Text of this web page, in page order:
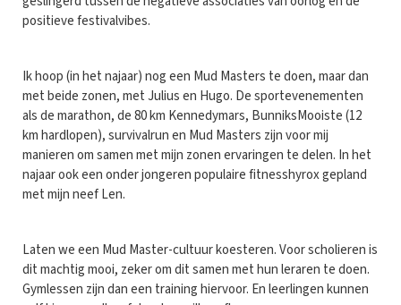
positieve festivalvibes.
Ik hoop (in het najaar) nog een Mud Masters te doen, maar dan
met beide zonen, met Julius en Hugo. De sportevenementen
als de marathon, de 80 km Kennedymars, BunniksMooiste (12
km hardlopen), survivalrun en Mud Masters zijn voor mij
manieren om samen met mijn zonen ervaringen te delen. In het
najaar ook een onder jongeren populaire fitnesshyrox gepland
met mijn neef Len.
Laten we een Mud Master-cultuur koesteren. Voor scholieren is
dit machtig mooi, zeker om dit samen met hun leraren te doen.
Gymlessen zijn dan een training hiervoor. En leerlingen kunnen